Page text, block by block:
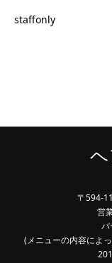
staffonly
〒594-
営
(メニューの内容によ